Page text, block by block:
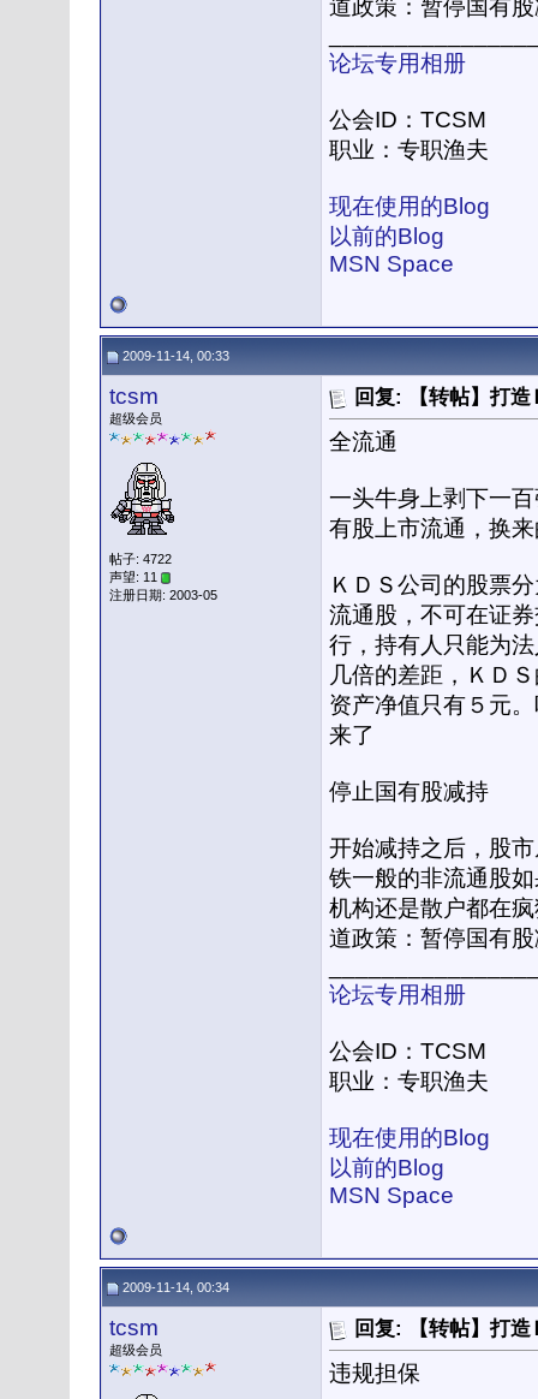
道政策：暂停国有
论坛专用相册
公会ID：TCSM
职业：专职渔夫
现在使用的Blog
以前的Blog
MSN Space
2009-11-14, 00:33
tcsm
超级会员
帖子: 4722
声望: 11
注册日期: 2003-05
回复: 【转帖】打
全流通
一头牛身上剥下一
有股上市流通，换
ＫＤＳ公司的股票
流通股，不可在证
行，持有人只能为
几倍的差距，ＫＤ
资产净值只有５元
来了
停止国有股减持
开始减持之后，股
铁一般的非流通股
机构还是散户都在
道政策：暂停国有
论坛专用相册
公会ID：TCSM
职业：专职渔夫
现在使用的Blog
以前的Blog
MSN Space
2009-11-14, 00:34
tcsm
超级会员
回复: 【转帖】打
违规担保